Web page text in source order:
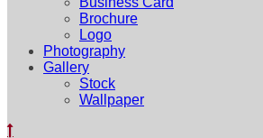
Brochure
Logo
Photography
Gallery
Stock
Wallpaper